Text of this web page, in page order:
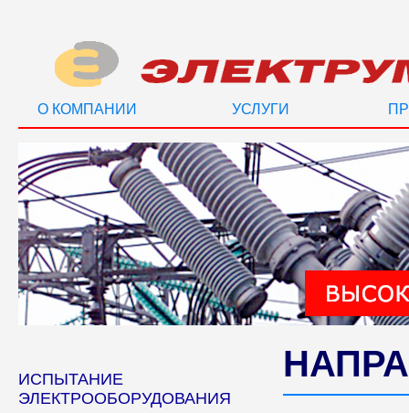
О КОМПАНИИ УСЛУГИ
ИСПЫТАНИЕ
ЭЛЕКТРООБОРУДОВАНИЯ